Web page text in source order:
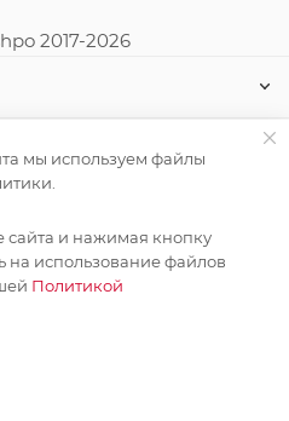
2017-2026
мы используем файлы
сайта и нажимая кнопку
на использование файлов
Политикой